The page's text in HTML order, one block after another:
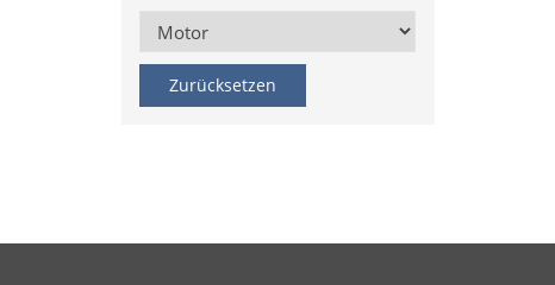
Zurücksetzen